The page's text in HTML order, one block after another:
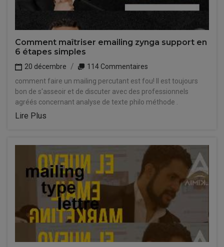
Comment maîtriser emailing zynga support en
6 étapes simples
20 décembre
114 Commentaires
comment faire un mailing percutant est fou! Il est toujours
bon de s'asseoir et de discuter avec des professionnels
agréés concernant analyse de texte philo méthode .
Lire Plus